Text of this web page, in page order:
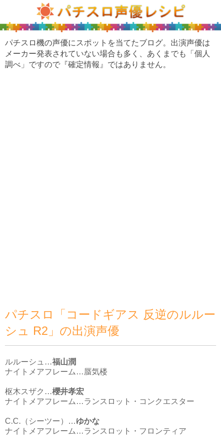
パチスロ機の声優にスポットを当てたブログ。出演声優は
メーカー発表されていない場合も多く、あくまでも「個人
調べ」ですので『確定情報』ではありません。
パチスロ「コードギアス 反逆のルルー
シュ R2」の出演声優
ルルーシュ…福山潤
ナイトメアフレーム…蜃気楼
枢木スザク…櫻井孝宏
ナイトメアフレーム…ランスロット・コンクエスター
C.C.（シーツー）…ゆかな
ナイトメアフレーム…ランスロット・フロンティア